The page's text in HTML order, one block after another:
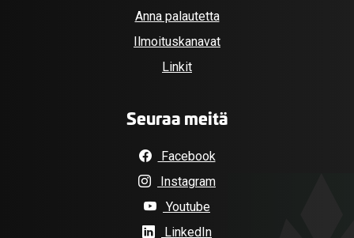
Anna palautetta
Ilmoituskanavat
Linkit
Seuraa meitä
Facebook
Instagram
Youtube
LinkedIn